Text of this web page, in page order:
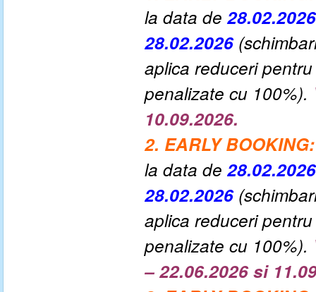
la data de
28.02.2026
aplica reduceri
penalizate cu 100%).
10.09.2026.
2. EARLY BOOKING:
la data de
28.02.2026
aplica reduceri
penalizate cu 100%).
– 22.06.2026 si